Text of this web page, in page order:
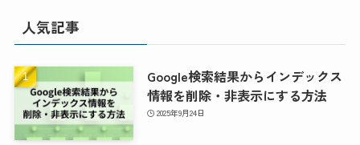
人気記事
Google検索結果からインデックス
情報を削除・非表示にする方法
2025年9月24日